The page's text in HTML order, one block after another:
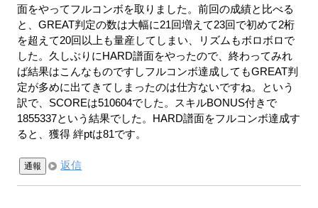
面をやってフルコンボを取りました。前回の成績と比べる
と、GREAT判定の数は大幅に21回増えて23回で初めて2桁
を超えて20回以上も量産してしまい、リズムもボロボロで
した。久しぶりにHARD譜面をやったので、終わってみれ
ば結果はこんなものですしフルコンボ達成してもGREAT判
定が多めに出てきてしまったのは仕方ないですね。という
訳で、SCOREは510604でした。スキルBONUS付きで
1855337という結果でした。HARD譜面をフルコンボ達成す
ると、獲得 絆ptは81です。
通報 返信